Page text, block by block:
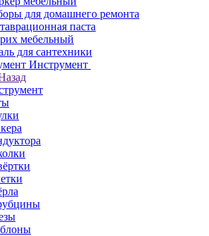
для домашнего ремонта
паста
мебельный
для сантехники
Инструмент